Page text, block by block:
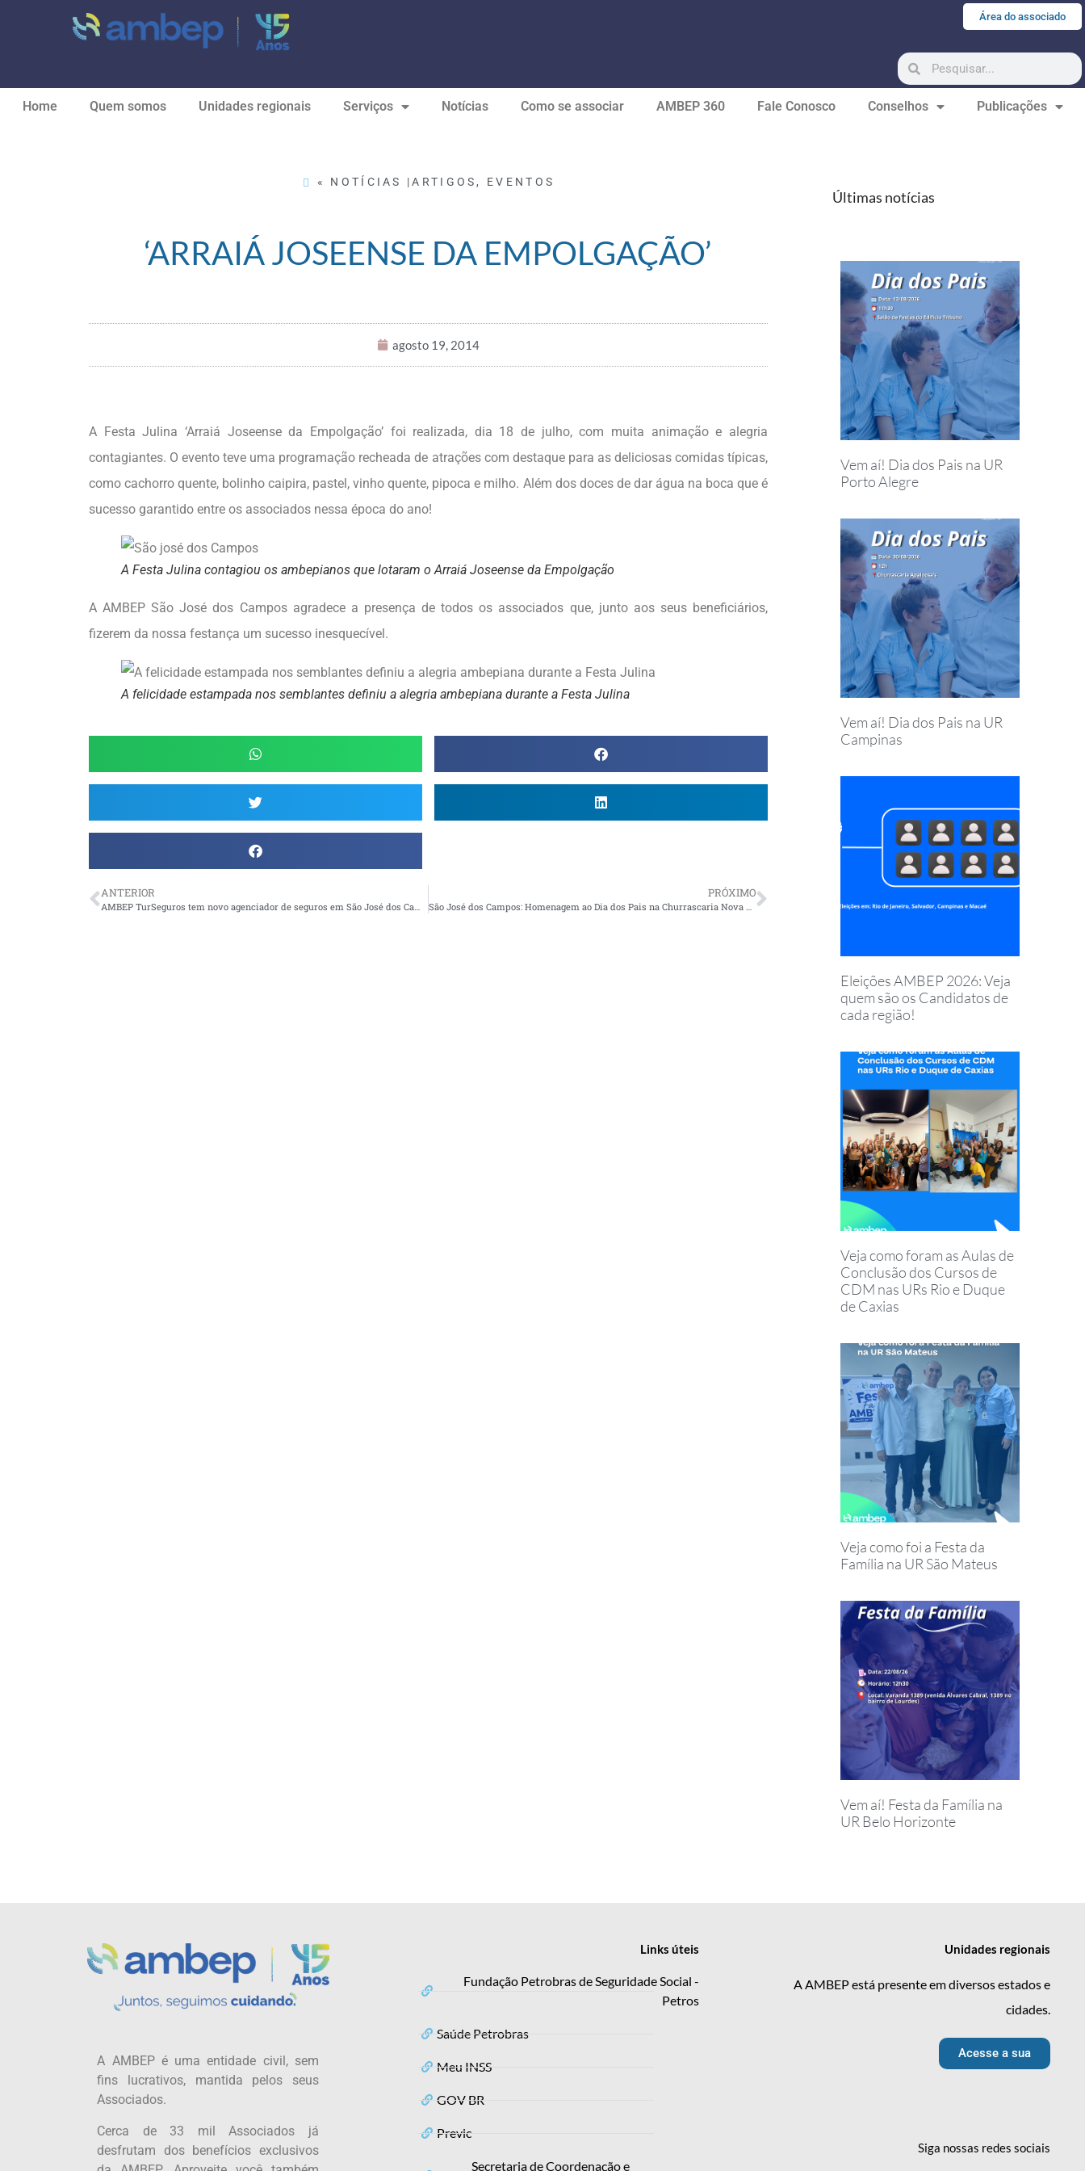
Área do associado
Home Quem somos Unidades regionais Serviços Notícias Como se associar AMBEP 360 Fale Conosco Conselhos Publicações
« NOTÍCIAS |ARTIGOS , EVENTOS
‘ARRAIÁ JOSEENSE DA EMPOLGAÇÃO’
agosto 19, 2014
A Festa Julina ‘Arraiá Joseense da Empolgação’ foi realizada, dia 18 de julho, com muita animação e alegria
contagiantes. O evento teve uma programação recheada de atrações com destaque para as deliciosas comidas típicas,
como cachorro quente, bolinho caipira, pastel, vinho quente, pipoca e milho. Além dos doces de dar água na boca que é
sucesso garantido entre os associados nessa época do ano!
A Festa Julina contagiou os ambepianos que lotaram o Arraiá Joseense da Empolgação
A AMBEP São José dos Campos agradece a presença de todos os associados que, junto aos seus beneficiários,
fizerem da nossa festança um sucesso inesquecível.
A felicidade estampada nos semblantes definiu a alegria ambepiana durante a Festa Julina
ANTERIOR
AMBEP TurSeguros tem novo agenciador de seguros em São José dos Campos
PRÓXIMO
São José dos Campos: Homenagem ao Dia dos Pais na Churrascaria Nova Brescia
Últimas notícias
Vem aí! Dia dos Pais na UR
Porto Alegre
Vem aí! Dia dos Pais na UR
Campinas
Eleições AMBEP 2026: Veja
quem são os Candidatos de
cada região!
Veja como foram as Aulas de
Conclusão dos Cursos de
CDM nas URs Rio e Duque
de Caxias
Veja como foi a Festa da
Família na UR São Mateus
Vem aí! Festa da Família na
UR Belo Horizonte
A AMBEP é uma entidade civil, sem
fins lucrativos, mantida pelos seus
Associados.
Cerca de 33 mil Associados já
desfrutam dos benefícios exclusivos
Links úteis
Fundação Petrobras de Seguridade Social -
Petros
Saúde Petrobras
Meu INSS
GOV BR
Previc
Secretaria de Coordenação e
Unidades regionais
A AMBEP está presente em diversos estados e
cidades.
Acesse a sua
Siga nossas redes sociais